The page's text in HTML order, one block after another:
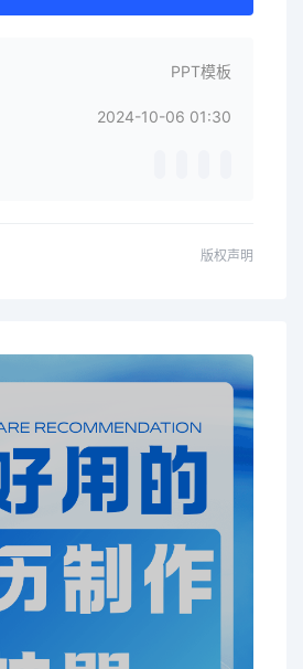
PPT模板
2024-10-06 01:30
版权声明